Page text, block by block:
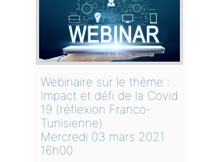
Webinaire sur le thème :
Impact et défi de la Covid
19 (réflexion Franco-
Tunisienne)
Mercredi 03 mars 2021
16h00